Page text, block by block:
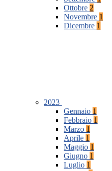
Ottobre 2
Novembre 1
Dicembre 1
2023
Gennaio 1
Febbraio 1
Marzo 1
Aprile 1
Maggio 1
Giugno 1
Luglio 1